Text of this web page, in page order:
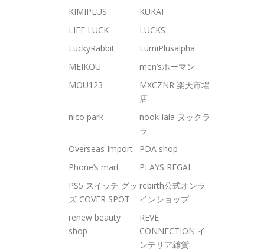
KIMIPLUS
KUKAI
LIFE LUCK
LUCKS
LuckyRabbit
LumiPlusalpha
MEIKOU
men’sホーマン
MOU123
MXCZNR 楽天市場
店
nico park
nook-lala ヌックラ
ラ
Overseas Import
PDA shop
Phone’s mart
PLAYS REGAL
PS5 スイッチ グッ
ズ COVER SPOT
rebirth公式オンラ
インショップ
renew beauty
shop
REVE
CONNECTION イ
ンテリア雑貨